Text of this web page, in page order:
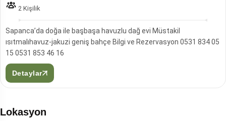
2 Kişilik
Sapanca’da doğa ile başbaşa havuzlu dağ evi Müstakil
ısıtmalıhavuz-jakuzi geniş bahçe Bilgi ve Rezervasyon 0531 834 05
15 0531 853 46 16
Detaylar
Lokasyon